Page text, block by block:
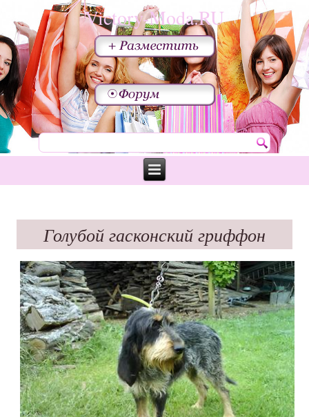
Victory-Moda.RU
Голубой гасконский гриффон